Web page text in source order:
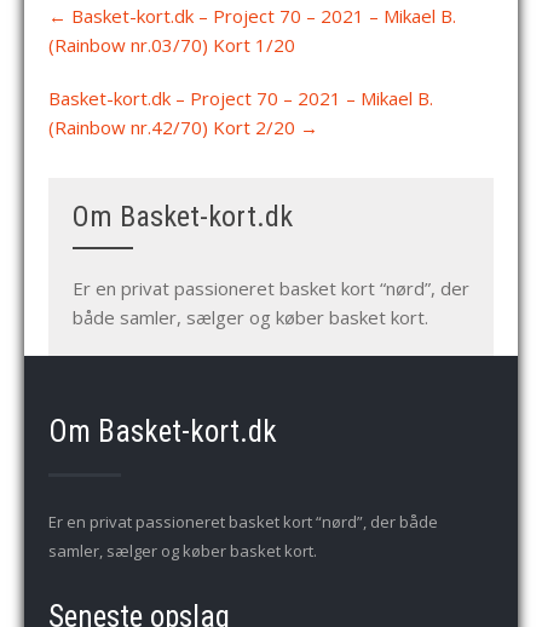
navigation
← Basket-kort.dk – Project 70 – 2021 – Mikael B.
(Rainbow nr.03/70) Kort 1/20
Basket-kort.dk – Project 70 – 2021 – Mikael B.
(Rainbow nr.42/70) Kort 2/20 →
Om Basket-kort.dk
Er en privat passioneret basket kort “nørd”, der
både samler, sælger og køber basket kort.
Om Basket-kort.dk
Er en privat passioneret basket kort “nørd”, der både
samler, sælger og køber basket kort.
Seneste opslag